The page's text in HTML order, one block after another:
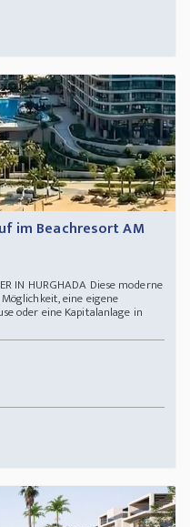
im Beachresort AM
IN HURGHADA Diese moderne
eine eigene
oder eine Kapitalanlage in